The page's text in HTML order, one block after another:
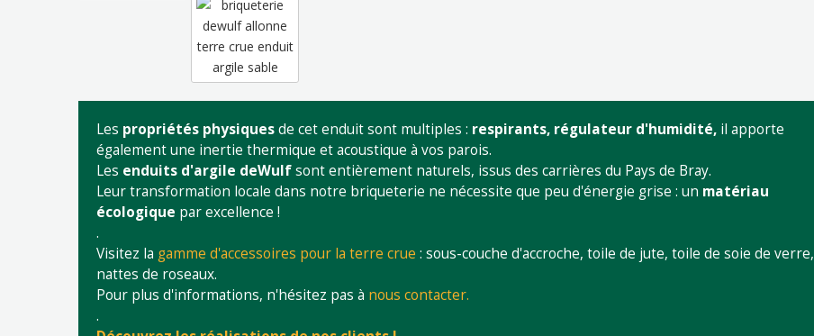
Les propriétés physiquesde cet enduit sont multiples : respirants, régulateur d'humidité, il apporte
également une inertie thermique et acoustique à vos parois.
Les enduits d'argile deWulfsont entièrement naturels, issus des carrières du Pays de Bray.
Leur transformation locale dans notre briqueterie ne nécessite que peu d'énergie grise : un matériau
écologique par excellence !
.
Visitez la gamme d'accessoires pour la terre crue : sous-couche d'accroche, toile de jute, toile de soie de verre,
nattes de roseaux.
Pour plus d'informations, n'hésitez pas à nous contacter.
.